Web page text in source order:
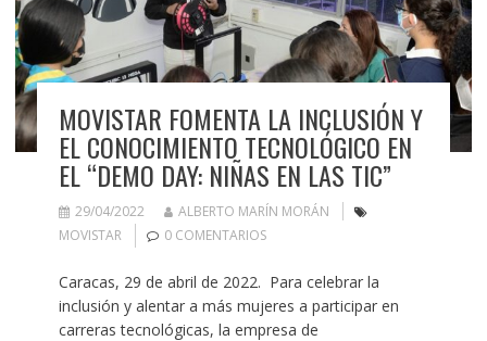
MOVISTAR FOMENTA LA INCLUSIÓN Y
EL CONOCIMIENTO TECNOLÓGICO EN
EL “DEMO DAY: NIÑAS EN LAS TIC”
29/04/2022
ALBERTO MARÍN MORÁN
MOVISTAR
0 COMENTARIOS
Caracas, 29 de abril de 2022. Para celebrar la
inclusión y alentar a más mujeres a participar en
carreras tecnológicas, la empresa de